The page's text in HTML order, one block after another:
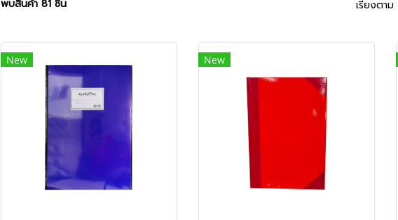
พบสินค้า 81 ชิ้น เรียงตาม
New New